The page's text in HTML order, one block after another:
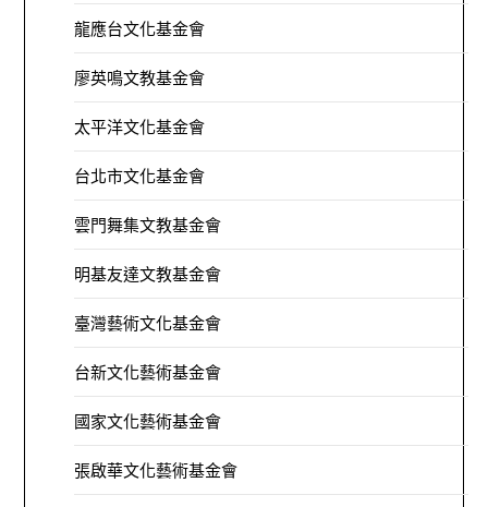
龍應台文化基金會
廖英鳴文教基金會
太平洋文化基金會
台北市文化基金會
雲門舞集文教基金會
明基友達文教基金會
臺灣藝術文化基金會
台新文化藝術基金會
國家文化藝術基金會
張啟華文化藝術基金會